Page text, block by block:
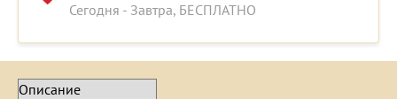
Сегодня - Завтра, БЕСПЛАТНО